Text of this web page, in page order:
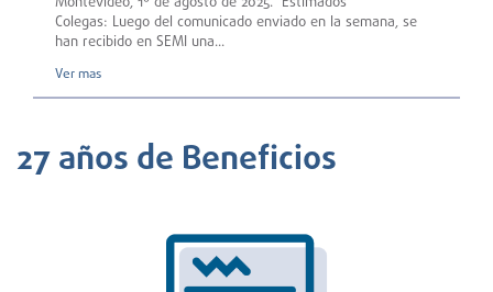
Colegas: Luego del comunicado enviado en la semana, se
han recibido en SEMI una...
Ver mas
27 años de Beneficios